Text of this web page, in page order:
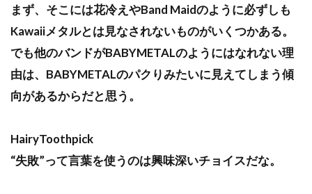
まず、そこには花冷えやBand Maidのように必ずしも
Kawaiiメタルとは見なされないものがいくつかある。
でも他のバンドがBABYMETALのようにはなれない理
由は、BABYMETALのパクりみたいに見えてしまう傾
向があるからだと思う。
HairyToothpick
“失敗”って言葉を使うのは興味深いチョイスだな。